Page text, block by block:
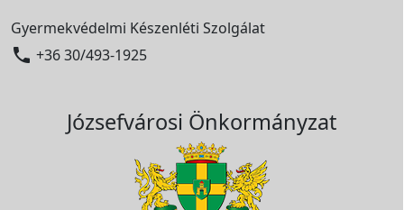
Gyermekvédelmi Készenléti Szolgálat
 +36 30/493-1925
Józsefvárosi Önkormányzat